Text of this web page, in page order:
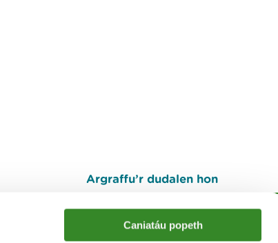
Caniatáu popeth
Argraffu’r dudalen hon
I fyny